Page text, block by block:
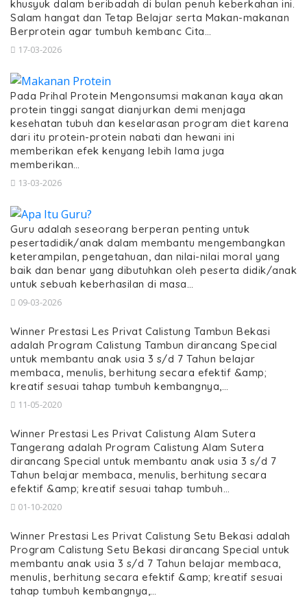
khusyuk dalam beribadah di bulan penuh keberkahan ini.
Salam hangat dan Tetap Belajar serta Makan-makanan
Berprotein agar tumbuh kembanc Cita…
17-03-2026
Pada Prihal Protein Mengonsumsi makanan kaya akan
protein tinggi sangat dianjurkan demi menjaga
kesehatan tubuh dan keselarasan program diet karena
dari itu protein-protein nabati dan hewani ini
memberikan efek kenyang lebih lama juga
memberikan…
13-03-2026
Guru adalah seseorang berperan penting untuk
pesertadidik/anak dalam membantu mengembangkan
keterampilan, pengetahuan, dan nilai-nilai moral yang
baik dan benar yang dibutuhkan oleh peserta didik/anak
untuk sebuah keberhasilan di masa…
09-03-2026
Winner Prestasi Les Privat Calistung Tambun Bekasi
adalah Program Calistung Tambun dirancang Special
untuk membantu anak usia 3 s/d 7 Tahun belajar
membaca, menulis, berhitung secara efektif &amp;
kreatif sesuai tahap tumbuh kembangnya,…
11-05-2020
Winner Prestasi Les Privat Calistung Alam Sutera
Tangerang adalah Program Calistung Alam Sutera
dirancang Special untuk membantu anak usia 3 s/d 7
Tahun belajar membaca, menulis, berhitung secara
efektif &amp; kreatif sesuai tahap tumbuh…
01-10-2020
Winner Prestasi Les Privat Calistung Setu Bekasi adalah
Program Calistung Setu Bekasi dirancang Special untuk
membantu anak usia 3 s/d 7 Tahun belajar membaca,
menulis, berhitung secara efektif &amp; kreatif sesuai
tahap tumbuh kembangnya,…